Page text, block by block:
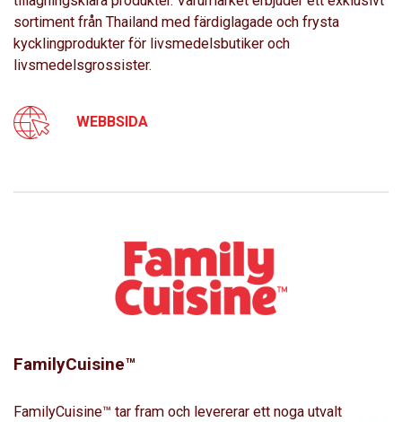
sortiment från Thailand med färdiglagade och frysta
kycklingprodukter för livsmedelsbutiker och
livsmedelsgrossister.
WEBBSIDA
FamilyCuisine™
FamilyCuisine™ tar fram och levererar ett noga utvalt